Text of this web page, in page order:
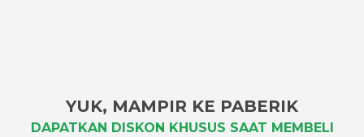
YUK, MAMPIR KE PABERIK
DAPATKAN DISKON KHUSUS SAAT MEMBELI